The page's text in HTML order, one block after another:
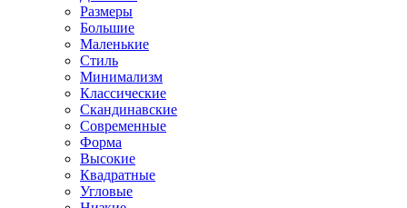
Размеры
Большие
Маленькие
Стиль
Минимализм
Классические
Скандинавские
Современные
Форма
Высокие
Квадратные
Угловые